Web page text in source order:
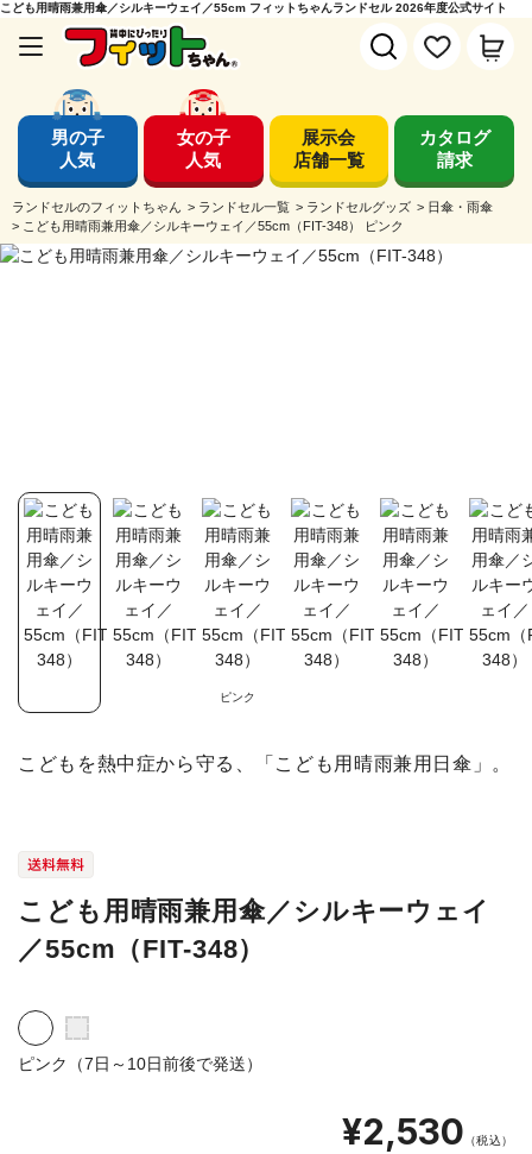
こども用晴雨兼用傘／シルキーウェイ／55cm フィットちゃんランドセル 2026年度公式サイト
男の子
人気
女の子
人気
展示会
店舗一覧
カタログ
請求
ランドセルのフィットちゃん > ランドセル一覧 > ランドセルグッズ > 日傘・雨傘
> こども用晴雨兼用傘／シルキーウェイ／55cm（FIT-348） ピンク
ピンク
こどもを熱中症から守る、「こども用晴雨兼用日傘」。
こども用晴雨兼用傘／シルキーウェイ
／55cm（FIT-348）
ピンク（7日～10日前後で発送）
¥2,530 （税込）